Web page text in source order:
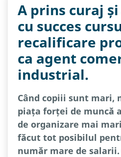
A prins curaj
cu succes
recalificare
ca agent
industrial.
Când copiii sunt mari,
piața forței de muncă
de organizare mai
făcut tot posibilul
număr mare de